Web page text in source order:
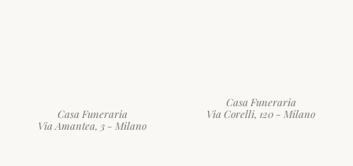
Casa Funeraria
Via Amantea, 3 - Milano
Casa Funeraria
Via Corelli, 120 - Milano